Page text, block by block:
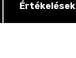
Értékelések